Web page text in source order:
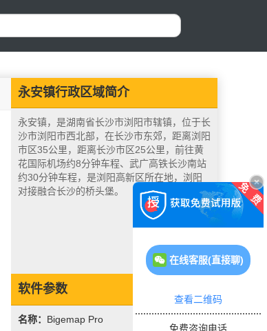
永安镇行政区域简介
永安镇，是湖南省长沙市浏阳市辖镇，位于长
沙市浏阳市西北部，在长沙市东郊，距离浏阳
市区35公里，距离长沙市区25公里，前往黄
花国际机场约8分钟车程、武广高铁长沙南站
约30分钟车程，是浏阳高新区所在地，浏阳
对接融合长沙的桥头堡。
软件参数
名称： Bigemap Pro
在线客服(直接聊)
查看二维码
免费咨询电话